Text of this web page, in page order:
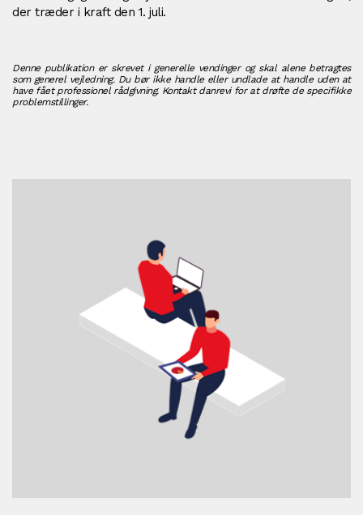
der træder i kraft den 1. juli.
Denne publikation er skrevet i generelle vendinger og skal alene betragtes
som generel vejledning. Du bør ikke handle eller undlade at handle uden at
have fået professionel rådgivning. Kontakt danrevi for at drøfte de specifikke
problemstillinger.